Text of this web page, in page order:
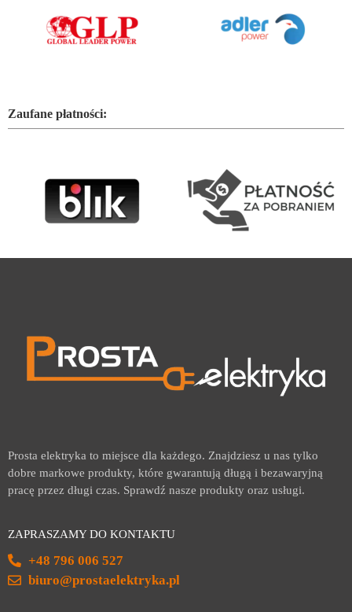
Zaufane płatności:
Prosta elektryka to miejsce dla każdego. Znajdziesz u nas tylko
dobre markowe produkty, które gwarantują długą i bezawaryjną
pracę przez długi czas. Sprawdź nasze produkty oraz usługi.
ZAPRASZAMY DO KONTAKTU
+48 796 006 527
biuro@prostaelektryka.pl